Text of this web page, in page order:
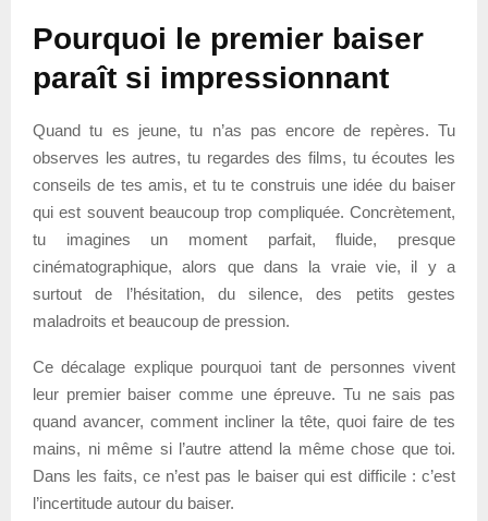
Pourquoi le premier baiser
paraît si impressionnant
Quand tu es jeune, tu n’as pas encore de repères. Tu
observes les autres, tu regardes des films, tu écoutes les
conseils de tes amis, et tu te construis une idée du baiser
qui est souvent beaucoup trop compliquée. Concrètement,
tu imagines un moment parfait, fluide, presque
cinématographique, alors que dans la vraie vie, il y a
surtout de l’hésitation, du silence, des petits gestes
maladroits et beaucoup de pression.
Ce décalage explique pourquoi tant de personnes vivent
leur premier baiser comme une épreuve. Tu ne sais pas
quand avancer, comment incliner la tête, quoi faire de tes
mains, ni même si l’autre attend la même chose que toi.
Dans les faits, ce n’est pas le baiser qui est difficile : c’est
l’incertitude autour du baiser.